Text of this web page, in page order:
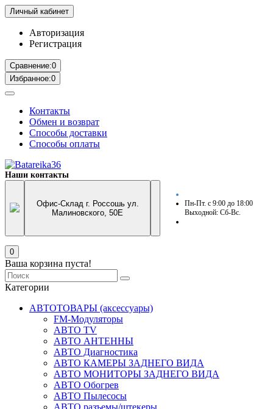
Личный кабинет
Авторизация
Регистрация
Сравнение:0
Избранное:0
Контакты
Обмен и возврат
Способы доставки
Способы оплаты
Наши контакты
Офис-Склад г. Россошь ул.
Малиновского, 50Е
Пн-Пт. с 9:00 до 18:00
Выходной: Сб-Вс.
0
Ваша корзина пуста!
Категории
АВТОТОВАРЫ (аксессуары)
FM-Модуляторы
АВТО TV
АВТО АНТЕННЫ
АВТО Диагностика
АВТО КАМЕРЫ ЗАДНЕГО ВИДА
АВТО МОНИТОРЫ ЗАДНЕГО ВИДА
АВТО Обогрев
АВТО Пылесосы
АВТО разъемы/штекеры